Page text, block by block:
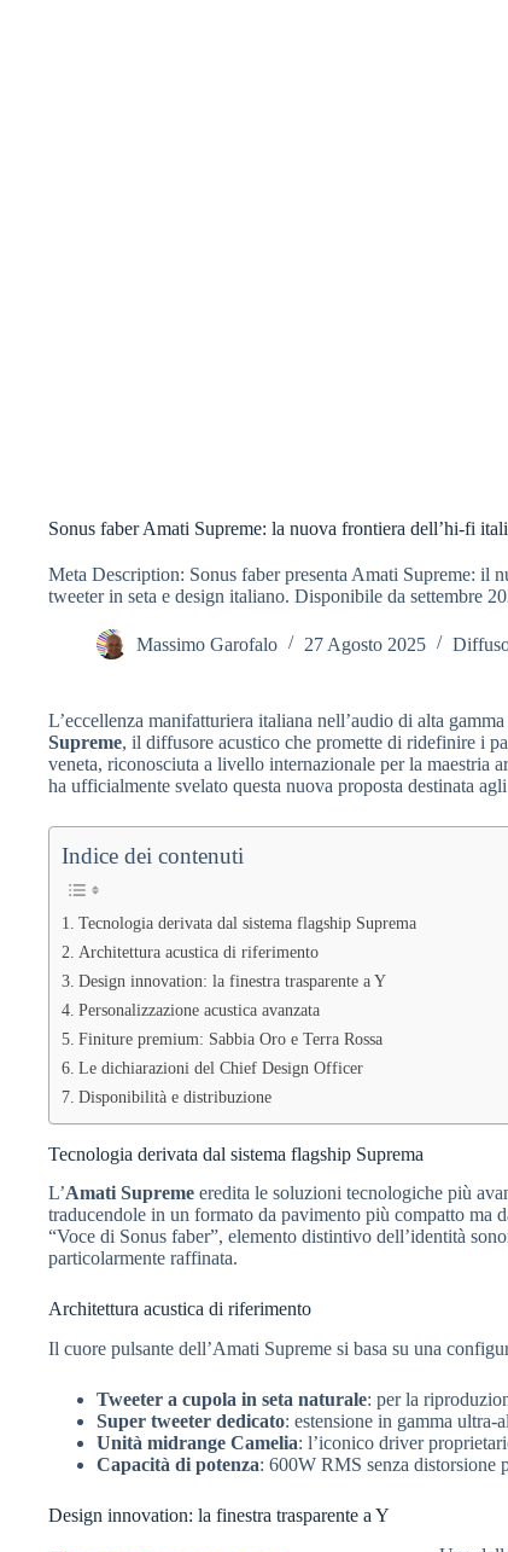
Sonus faber Amati Supreme: la nuova frontiera dell’hi-fi
Meta Description: Sonus faber presenta Amati Supreme: il
tweeter in seta e design italiano. Disponibile da settembre
Massimo Garofalo 27 Agosto 2025
L’eccellenza manifatturiera italiana nell’audio di alta
Supreme, il diffusore acustico che promette di ridefinire i
veneta, riconosciuta a livello internazionale per la maestria
ha ufficialmente svelato questa nuova proposta destinata
Indice dei contenuti
Tecnologia derivata dal sistema flagship Suprema
Architettura acustica di riferimento
Design innovation: la finestra trasparente a Y
Personalizzazione acustica avanzata
Finiture premium: Sabbia Oro e Terra Rossa
Le dichiarazioni del Chief Design Officer
Disponibilità e distribuzione
Tecnologia derivata dal sistema flagship Suprema
L’Amati Supreme eredita le soluzioni tecnologiche più
traducendole in un formato da pavimento più compatto ma
“Voce di Sonus faber”, elemento distintivo dell’identità
particolarmente raffinata.
Architettura acustica di riferimento
Il cuore pulsante dell’Amati Supreme si basa su una
Tweeter a cupola in seta naturale: per la
Super tweeter dedicato: estensione in gamma ultra-
Unità midrange Camelia: l’iconico driver
Capacità di potenza: 600W RMS senza distorsione
Design innovation: la finestra trasparente a Y